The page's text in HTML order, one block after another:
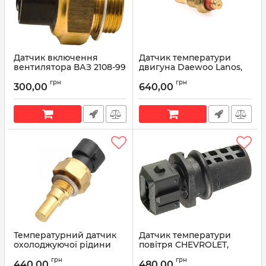
Датчик включення
вентилятора ВАЗ 2108-99
(вир-во КЗАЭ)
Артикул: 66.3710
300,00 грн
Датчик температури
двигуна Daewoo Lanos,
Aveo, Tacuma 1.8 96177604
Артикул: 96177604
640,00 грн
Температурний датчик
охолоджуючої рідини
Лачетті 96182634 (вир-во
грн
Датчик температури
повітря CHEVROLET,
Nubira 96183228 (вир-во
грн